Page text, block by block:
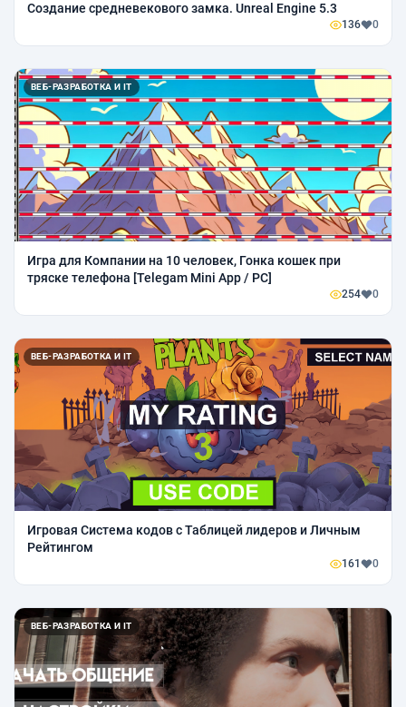
Создание средневекового замка. Unreal Engine 5.3
136 0
ВЕБ-РАЗРАБОТКА И IT
Игра для Компании на 10 человек, Гонка кошек при
тряске телефона [Telegam Mini App / PC]
254 0
ВЕБ-РАЗРАБОТКА И IT
Игровая Система кодов с Таблицей лидеров и Личным
Рейтингом
161 0
ВЕБ-РАЗРАБОТКА И IT